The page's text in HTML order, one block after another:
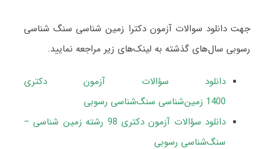
جهت دانلود سوالات آزمون دکترا زمین شناسی سنگ ‌شناسی
رسوبی سال‌های گذشته به لینک‌های زیر مراجعه نمایید.
دانلود سؤالات آزمون دکتری
1400 زمین‌شناسی سنگ‌شناسی رسوبی
دانلود سؤالات آزمون دکتری 98 رشته زمین شناسی –
سنگ‌شناسی رسوبی